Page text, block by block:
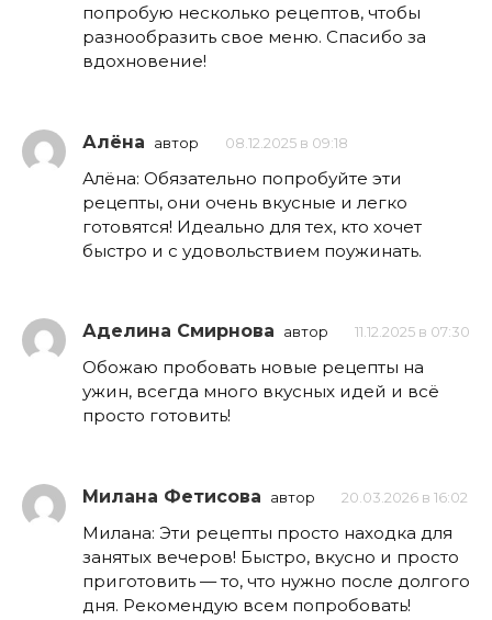
попробую несколько рецептов, чтобы
разнообразить свое меню. Спасибо за
вдохновение!
Алёна автор 08.12.2025 в 09:18
Алёна: Обязательно попробуйте эти
рецепты, они очень вкусные и легко
готовятся! Идеально для тех, кто хочет
быстро и с удовольствием поужинать.
Аделина Смирнова автор 11.12.2025 в 07:30
Обожаю пробовать новые рецепты на
ужин, всегда много вкусных идей и всё
просто готовить!
Милана Фетисова автор 20.03.2026 в 16:02
Милана: Эти рецепты просто находка для
занятых вечеров! Быстро, вкусно и просто
приготовить — то, что нужно после долгого
дня. Рекомендую всем попробовать!